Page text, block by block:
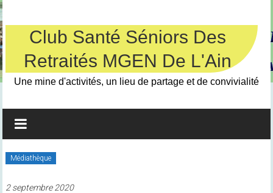
Skip
to
contentClub Santé Séniors Des
Retraités MGEN De L'Ain
Une mine d'activités, un lieu de partage et de convivialité
Médiathèque
2 septembre 2020